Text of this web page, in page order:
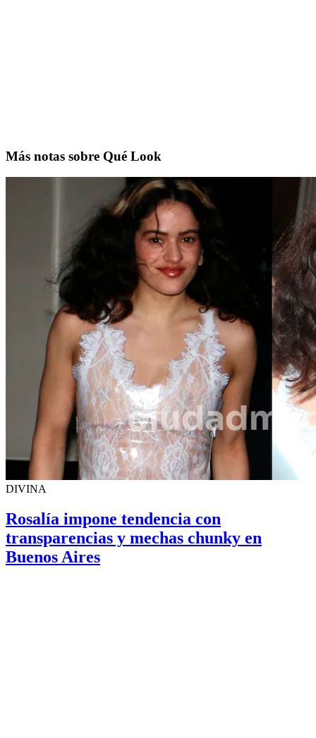
Más notas sobre Qué Look
DIVINA
Rosalía impone tendencia con
transparencias y mechas chunky en
Buenos Aires